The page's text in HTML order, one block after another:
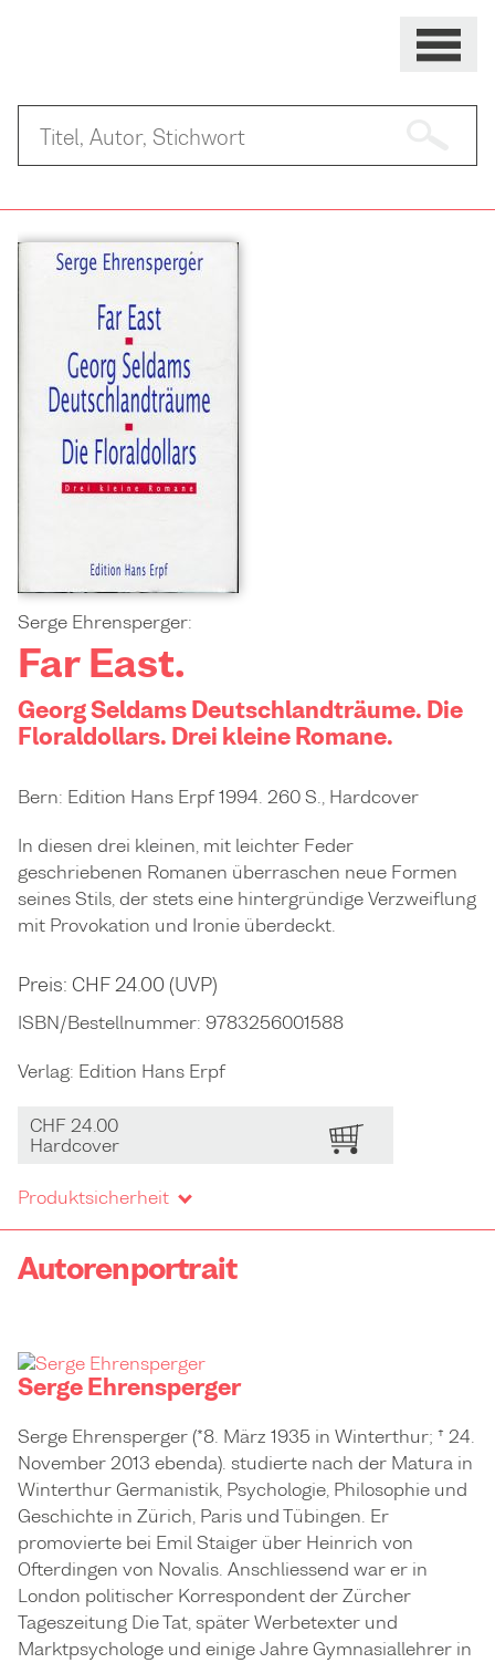
Serge Ehrensperger:
Far East.
Georg Seldams Deutschlandträume. Die
Floraldollars. Drei kleine Romane.
Bern: Edition Hans Erpf 1994. 260 S., Hardcover
In diesen drei kleinen, mit leichter Feder
geschriebenen Romanen überraschen neue Formen
seines Stils, der stets eine hintergründige Verzweiflung
mit Provokation und Ironie überdeckt.
Preis: CHF 24.00 (UVP)
ISBN/Bestellnummer: 9783256001588
Verlag: Edition Hans Erpf
CHF 24.00
Hardcover
Produktsicherheit
Autorenportrait
Serge Ehrensperger
Serge Ehrensperger (*8. März 1935 in Winterthur; † 24.
November 2013 ebenda). studierte nach der Matura in
Winterthur Germanistik, Psychologie, Philosophie und
Geschichte in Zürich, Paris und Tübingen. Er
promovierte bei Emil Staiger über Heinrich von
Ofterdingen von Novalis. Anschliessend war er in
London politischer Korrespondent der Zürcher
Tageszeitung Die Tat, später Werbetexter und
Marktpsychologe und einige Jahre Gymnasiallehrer in